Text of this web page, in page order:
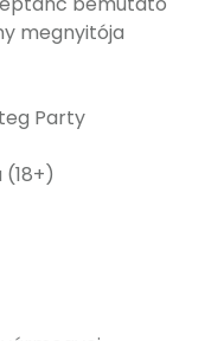
megnyitója
Party
(18+)